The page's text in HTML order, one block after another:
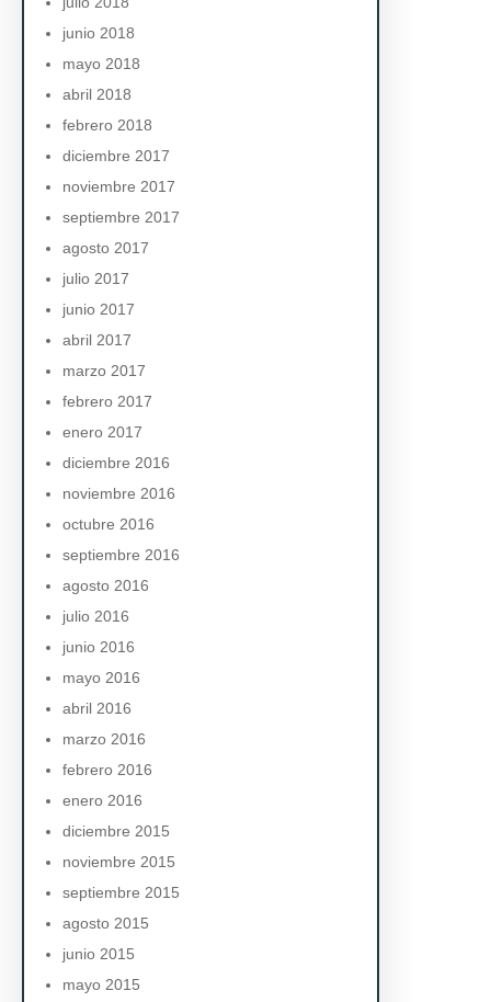
junio 2018
mayo 2018
abril 2018
febrero 2018
diciembre 2017
noviembre 2017
septiembre 2017
agosto 2017
julio 2017
junio 2017
abril 2017
marzo 2017
febrero 2017
enero 2017
diciembre 2016
noviembre 2016
octubre 2016
septiembre 2016
agosto 2016
julio 2016
junio 2016
mayo 2016
abril 2016
marzo 2016
febrero 2016
enero 2016
diciembre 2015
noviembre 2015
septiembre 2015
agosto 2015
junio 2015
mayo 2015